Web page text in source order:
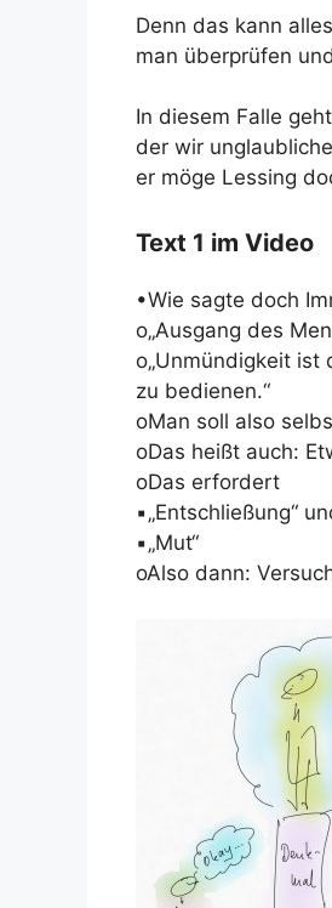
Denn das kann
man überprüfen
In diesem Falle
der wir
er möge Lessing
Text 1 im Video
•Wie sagte doch
o„Ausgang des
o„Unmündigkeit ist
zu bedienen.“
oMan soll also
oDas heißt auch:
oDas erfordert
▪„Entschließung“
▪„Mut“
oAlso dann: